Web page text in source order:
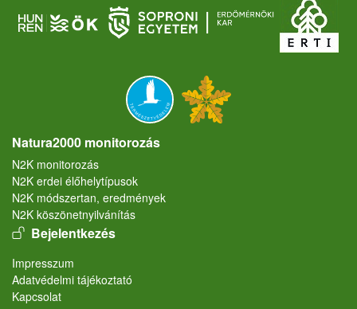
Natura2000 monitorozás
N2K monitorozás
N2K erdei élőhelytípusok
N2K módszertan, eredmények
N2K köszönetnyilvánítás
User account menu
Bejelentkezés
Lábléc
Impresszum
Adatvédelmi tájékoztató
Kapcsolat